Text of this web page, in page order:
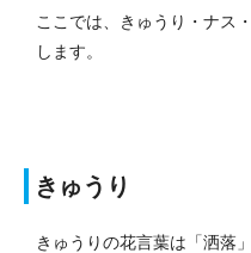
ここでは、きゅうり・ナス
します。
きゅうり
きゅうりの花言葉は「洒落」